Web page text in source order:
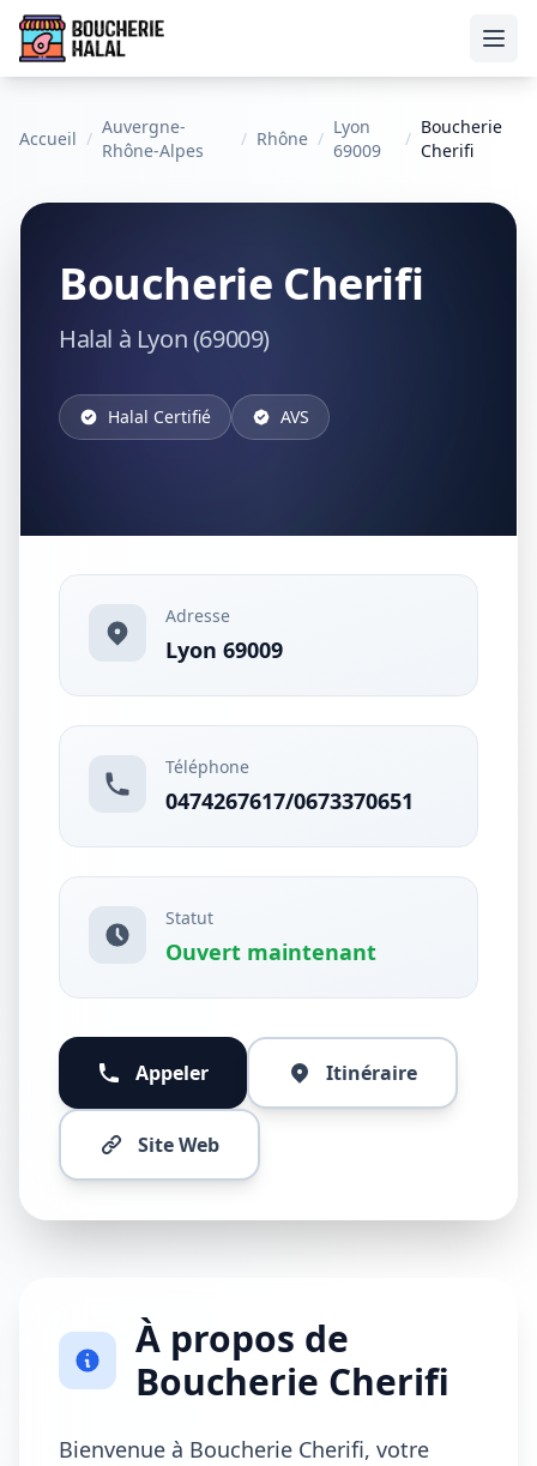
Accueil /
Auvergne-
Rhône-Alpes
/ Rhône /
Lyon
69009
/
Boucherie
Cherifi
Boucherie Cherifi
Halal à Lyon (69009)
Halal Certifié AVS
Adresse
Lyon 69009
Téléphone
0474267617/0673370651
Statut
Ouvert maintenant
Appeler Itinéraire
Site Web
À propos de
Boucherie Cherifi
Bienvenue à Boucherie Cherifi, votre